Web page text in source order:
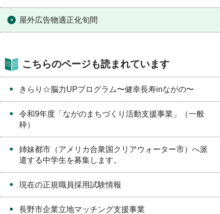
屋外広告物適正化旬間
こちらのページも読まれています
きらり☆脳力UPプログラム〜健幸長寿inながの〜
令和9年度「ながのまちづくり活動支援事業」（一般
枠）
姉妹都市（アメリカ合衆国クリアウォーター市）へ派
遣する中学生を募集します。
現在の正規職員採用試験情報
長野市企業立地マッチング支援事業